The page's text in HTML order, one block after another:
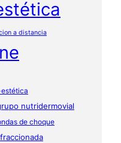
a distancia
nutridermovial
de choque